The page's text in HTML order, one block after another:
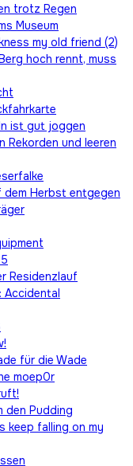
trotz Regen
Museum
my old friend (2)
hoch rennt, muss
ist gut joggen
Rekorden und leeren
dem Herbst entgegen
Residenzlauf
Accidental
für die Wade
moep0r
den Pudding
keep falling on my